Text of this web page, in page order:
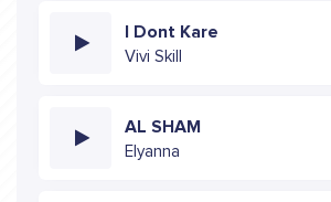
I Dont Kare
Vivi Skill
AL SHAM
Elyanna